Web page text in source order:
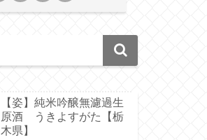
【姿】純米吟醸無濾過生
原酒 うきよすがた【栃
木県】